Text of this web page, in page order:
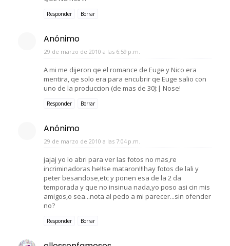
Responder Borrar
Anónimo
29 de marzo de 2010 a las 6:59 p.m.
A mi me dijeron qe el romance de Euge y Nico era
mentira, qe solo era para encubrir qe Euge salio con
uno de la produccion (de mas de 30):| Nose!
Responder Borrar
Anónimo
29 de marzo de 2010 a las 7:04 p.m.
jajaj yo lo abri para ver las fotos no mas,re
incriminadoras he!!se mataron!!!hay fotos de lali y
peter besandose,etc y ponen esa de la 2 da
temporada y que no insinua nada,yo poso asi cin mis
amigos,o sea...nota al pedo a mi parecer...sin ofender
no?
Responder Borrar